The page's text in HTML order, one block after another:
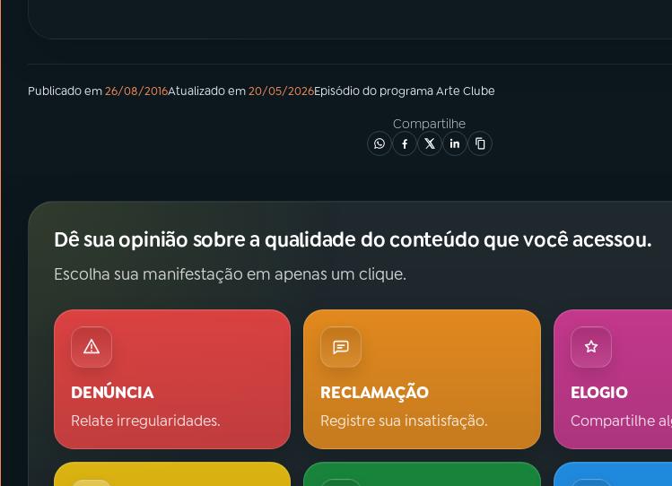
Publicado em26/08/2016Atualizado em20/05/2026Episódiodo programaArte Clube
Compartilhe
Dê sua opinião sobre a qualidade do conteúdo que você acessou.
Escolha sua manifestação em apenas um clique.
DENÚNCIA
Relate irregularidades.
RECLAMAÇÃO
Registre sua insatisfação.
ELOGIO
Compartilhe